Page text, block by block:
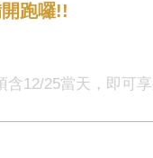
跑囉!!
12/25當天，即可